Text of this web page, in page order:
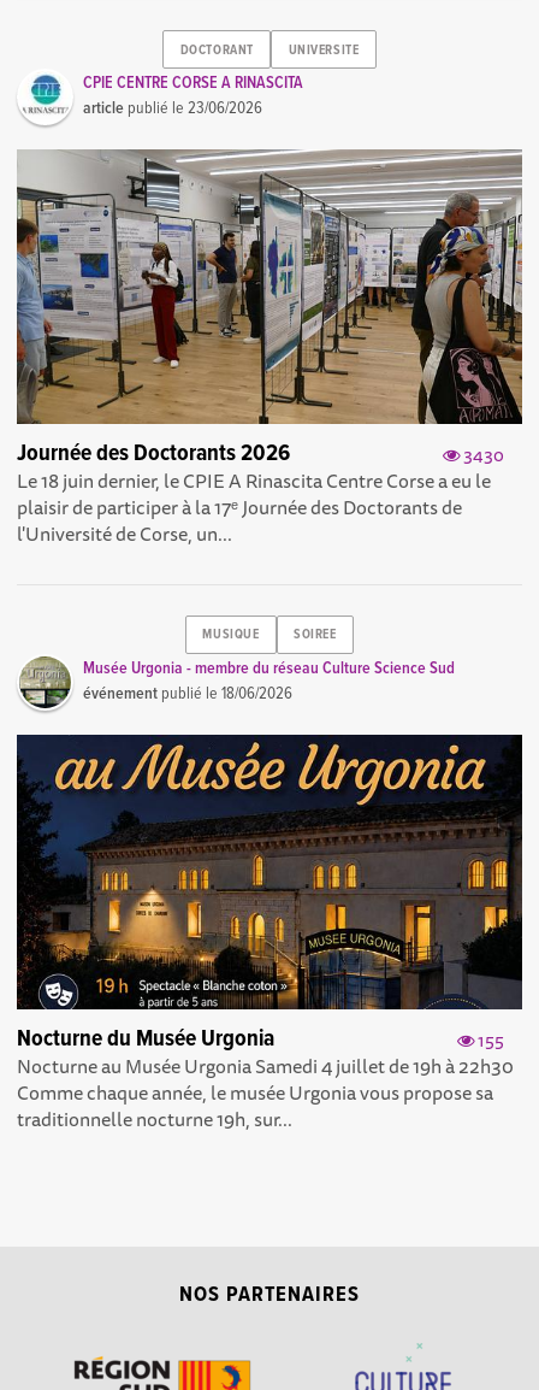
DOCTORANT UNIVERSITE
CPIE CENTRE CORSE A RINASCITA
article publié le23/06/2026
3430
Journée des Doctorants 2026
Le 18 juin dernier, le CPIE A Rinascita Centre Corse a eu le
plaisir de participer à la 17ᵉ Journée des Doctorants de
l'Université de Corse, un...
MUSIQUE SOIREE
Musée Urgonia - membre du réseau Culture Science Sud
événement publié le18/06/2026
155
Nocturne du Musée Urgonia
Nocturne au Musée Urgonia Samedi 4 juillet de 19h à 22h30
Comme chaque année, le musée Urgonia vous propose sa
traditionnelle nocturne 19h, sur...
NOS PARTENAIRES